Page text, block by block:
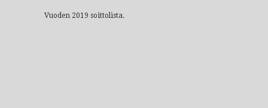
Vuoden 2019 soittolista.